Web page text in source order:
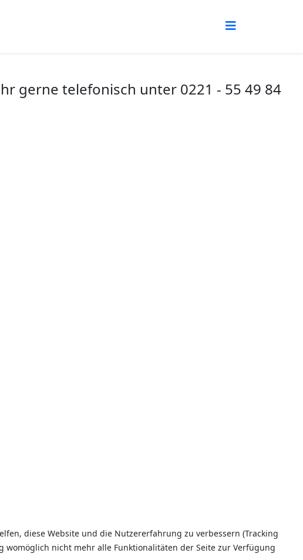
gerne telefonisch unter 0221 - 55 49 84
diese Website und die Nutzererfahrung zu verbessern (Tracking
womöglich nicht mehr alle Funktionalitäten der Seite zur Verfügung